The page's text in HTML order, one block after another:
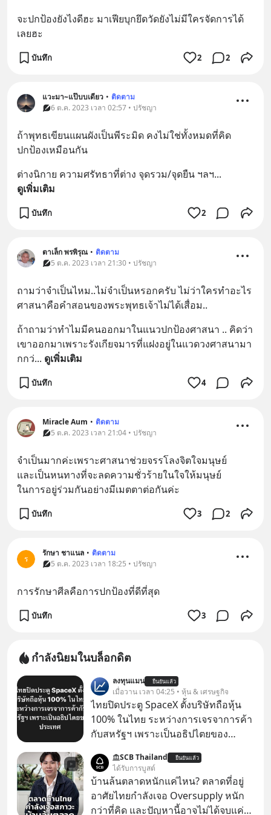
จะปกป้องยังไงดีฮะ มาเฟียบุกยึดวัดยังไม่มีใครจัดการได้
เลยฮะ
บันทึก 2 2
แวะมา~แป๊บบเดียว • ติดตาม
6 ต.ค. 2023 เวลา 02:57 • ปรัชญา
ถ้าพุทธเขียนแผนผังเป็นพีระมิด คงไม่ใช่ทั้งหมดที่คิด
ปกป้องเหมือนกัน
ต่างนิกาย ความศรัทธาที่ต่าง จุดรวม/จุดยืน ฯลฯ...
ดูเพิ่มเติม
บันทึก 2
ตาเล็ก พรพิรุณ • ติดตาม
5 ต.ค. 2023 เวลา 21:30 • ปรัชญา
ถามว่าจำเป็นไหม..ไม่จำเป็นหรอกครับ ไม่ว่าใครทำอะไร
ศาสนาคือคำสอนของพระพุทธเจ้าไม่ได้เสื่อม..
ถ้าถามว่าทำไมมีคนออกมาในแนวปกป้องศาสนา .. คิดว่า
เขาออกมาเพราะรังเกียจมารที่แฝงอยู่ในแวดวงศาสนามา
กกว่... ดูเพิ่มเติม
บันทึก 4
Miracle Aum • ติดตาม
5 ต.ค. 2023 เวลา 21:04 • ปรัชญา
จำเป็นมากค่ะเพราะศาสนาช่วยจรรโลงจิตใจมนุษย์
และเป็นหนทางที่จะลดความชั่วร้ายในใจให้มนุษย์
ในการอยู่ร่วมกันอย่างมีเมตตาต่อกันค่ะ
บันทึก 3 2
ร
รักษา ชาแนล • ติดตาม
5 ต.ค. 2023 เวลา 18:25 • ปรัชญา
การรักษาศีลคือการปกป้องที่ดีที่สุด
บันทึก 3
กำลังนิยมในบล็อกดิต
ลงทุนแมน ยืนยันแล้ว
เมื่อวาน เวลา 04:25 • หุ้น & เศรษฐกิจ
ไทยปิดประตู SpaceX ตั้งบริษัทถือหุ้น
100% ในไทย ระหว่างการเจรจาการค้า
กับสหรัฐฯ เพราะเป็นอธิปไตยของ
ประกาศจุดยืนชัดเจนว่า จะไม่อนุญาต
ให้บริษัทสหรัฐฯ ตั้งบริษัทโทรคมนาคม
ดาวเทียมที่ถือหุ้น 100% โดยชาวต่าง
ชาติ ในระหว่างการเจรจาการค้ากับ
SCB Thailand ยืนยันแล้ว
ได้รับการบูสต์
บ้านล้นตลาดหนักแค่ไหน? ตลาดที่อยู่
อาศัยไทยกำลังเจอ Oversupply หนัก
กว่าที่คิด และปัญหานี้อาจไม่ได้จบแค่